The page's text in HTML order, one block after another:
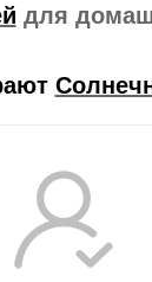
для